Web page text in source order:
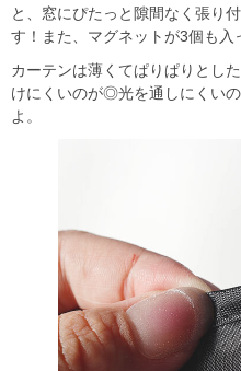
と、窓にぴたっと隙間なく張り
す！また、マグネットが3個も入
カーテンは薄くてぱりぱりとし
けにくいのが◎光を通しにくい
よ。